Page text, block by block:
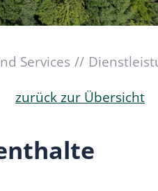
Services
zurück zur Übersicht